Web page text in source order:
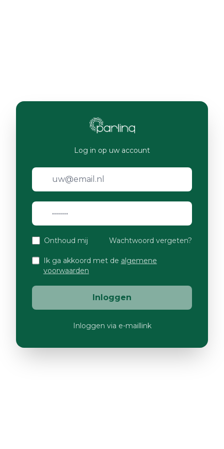
Log in op uw account
Onthoud mij Wachtwoord vergeten?
Ik ga akkoord met de algemene
voorwaarden
Inloggen
Inloggen via e-maillink